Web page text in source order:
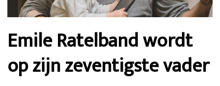
Emile Ratelband wordt
op zijn zeventigste vader